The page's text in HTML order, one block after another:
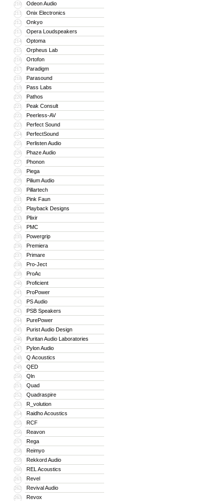
210 Odeon Audio
211 Onix Electronics
212 Onkyo
213 Opera Loudspeakers
214 Optoma
215 Orpheus Lab
216 Ortofon
217 Paradigm
218 Parasound
219 Pass Labs
220 Pathos
221 Peak Consult
222 Peerless-AV
223 Perfect Sound
224 PerfectSound
225 Perlisten Audio
226 Phaze Audio
227 Phonon
228 Piega
229 Pilium Audio
230 Pillartech
231 Pink Faun
232 Playback Designs
233 Plixir
234 PMC
235 Powergrip
236 Premiera
237 Primare
238 Pro-Ject
239 ProAc
240 Proficient
241 ProPower
242 PS Audio
243 PSB Speakers
244 PurePower
245 Purist Audio Design
246 Puritan Audio Laboratories
247 Pylon Audio
248 Q Acoustics
249 QED
250 Qln
251 Quad
252 Quadraspire
253 R_volution
254 Raidho Acoustics
255 RCF
256 Reavon
257 Rega
258 Reimyo
259 Rekkord Audio
260 REL Acoustics
261 Revel
262 Revival Audio
263 Revox